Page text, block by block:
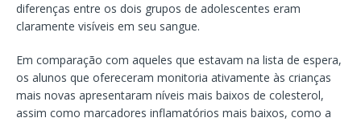
diferenças entre os dois grupos de adolescentes eram
claramente visíveis em seu sangue.
Em comparação com aqueles que estavam na lista de espera,
os alunos que ofereceram monitoria ativamente às crianças
mais novas apresentaram níveis mais baixos de colesterol,
assim como marcadores inflamatórios mais baixos, como a